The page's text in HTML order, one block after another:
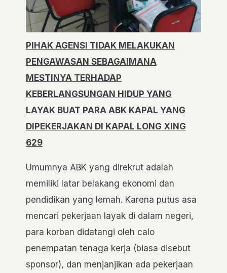
PIHAK AGENSI TIDAK MELAKUKAN
PENGAWASAN SEBAGAIMANA
MESTINYA TERHADAP
KEBERLANGSUNGAN HIDUP YANG
LAYAK BUAT PARA ABK KAPAL YANG
DIPEKERJAKAN DI KAPAL LONG XING
629
Umumnya ABK yang direkrut adalah
memiliki latar belakang ekonomi dan
pendidikan yang lemah. Karena putus asa
mencari pekerjaan layak di dalam negeri,
para korban didatangi oleh calo
penempatan tenaga kerja (biasa disebut
sponsor), dan menjanjikan ada pekerjaan